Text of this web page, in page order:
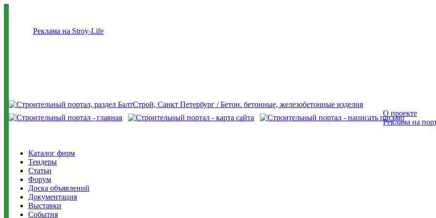
Реклама на Stroy-Life
О проекте
Реклама на
Каталог фирм
Тендеры
Статьи
Форум
Доска объявлений
Документация
Выставки
События